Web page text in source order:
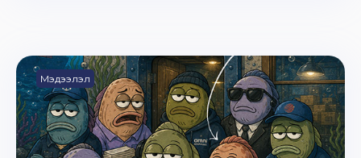
Мэдээлэл